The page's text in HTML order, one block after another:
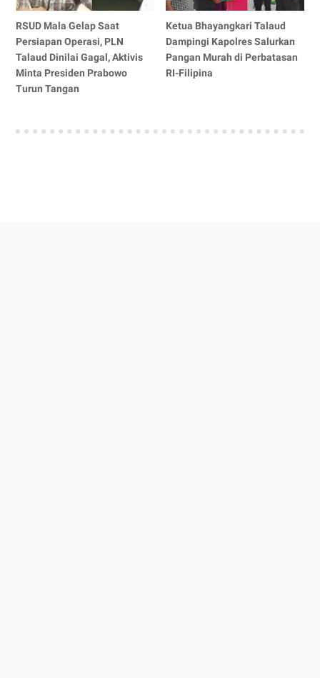
RSUD Mala Gelap Saat
Persiapan Operasi, PLN
Talaud Dinilai Gagal, Aktivis
Minta Presiden Prabowo
Turun Tangan
Ketua Bhayangkari Talaud
Dampingi Kapolres Salurkan
Pangan Murah di Perbatasan
RI-Filipina